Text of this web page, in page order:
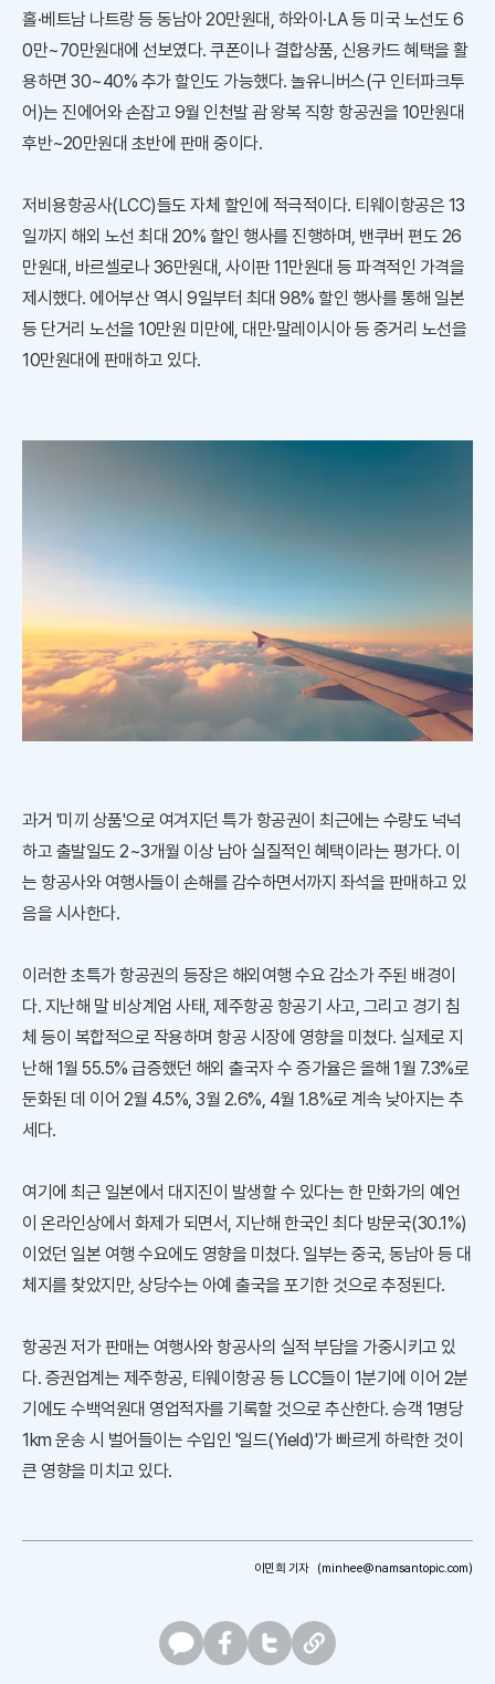
홀·베트남 나트랑 등 동남아 20만원대, 하와이·LA 등 미국 노선도 6
0만~70만원대에 선보였다. 쿠폰이나 결합상품, 신용카드 혜택을 활
용하면 30~40% 추가 할인도 가능했다. 놀유니버스(구 인터파크투
어)는 진에어와 손잡고 9월 인천발 괌 왕복 직항 항공권을 10만원대
후반~20만원대 초반에 판매 중이다.
저비용항공사(LCC)들도 자체 할인에 적극적이다. 티웨이항공은 13
일까지 해외 노선 최대 20% 할인 행사를 진행하며, 밴쿠버 편도 26
만원대, 바르셀로나 36만원대, 사이판 11만원대 등 파격적인 가격을
제시했다. 에어부산 역시 9일부터 최대 98% 할인 행사를 통해 일본
등 단거리 노선을 10만원 미만에, 대만·말레이시아 등 중거리 노선을
10만원대에 판매하고 있다.
과거 '미끼 상품'으로 여겨지던 특가 항공권이 최근에는 수량도 넉넉
하고 출발일도 2~3개월 이상 남아 실질적인 혜택이라는 평가다. 이
는 항공사와 여행사들이 손해를 감수하면서까지 좌석을 판매하고 있
음을 시사한다.
이러한 초특가 항공권의 등장은 해외여행 수요 감소가 주된 배경이
다. 지난해 말 비상계엄 사태, 제주항공 항공기 사고, 그리고 경기 침
체 등이 복합적으로 작용하며 항공 시장에 영향을 미쳤다. 실제로 지
난해 1월 55.5% 급증했던 해외 출국자 수 증가율은 올해 1월 7.3%로
둔화된 데 이어 2월 4.5%, 3월 2.6%, 4월 1.8%로 계속 낮아지는 추
세다.
여기에 최근 일본에서 대지진이 발생할 수 있다는 한 만화가의 예언
이 온라인상에서 화제가 되면서, 지난해 한국인 최다 방문국(30.1%)
이었던 일본 여행 수요에도 영향을 미쳤다. 일부는 중국, 동남아 등 대
체지를 찾았지만, 상당수는 아예 출국을 포기한 것으로 추정된다.
항공권 저가 판매는 여행사와 항공사의 실적 부담을 가중시키고 있
다. 증권업계는 제주항공, 티웨이항공 등 LCC들이 1분기에 이어 2분
기에도 수백억원대 영업적자를 기록할 것으로 추산한다. 승객 1명당
1km 운송 시 벌어들이는 수입인 '일드(Yield)'가 빠르게 하락한 것이
큰 영향을 미치고 있다.
이민희 기자 (minhee@namsantopic.com)